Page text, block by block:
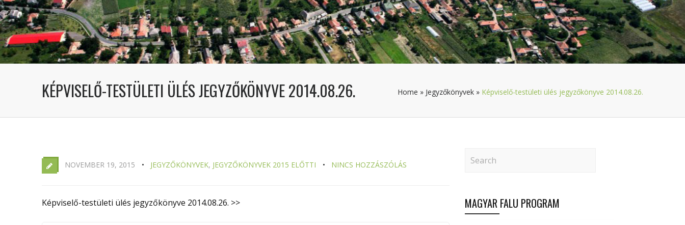
KÉPVISELŐ-TESTÜLETI ÜLÉS JEGYZŐKÖNYVE 2014.08.26. Home » Jegyzőkönyvek » Képviselő-testületi ülés jegyzőkönyve 2014.08.26.
NOVEMBER 19, 2015 JEGYZŐKÖNYVEK, JEGYZŐKÖNYVEK 2015 ELŐTTI NINCS HOZZÁSZÓLÁS
Képviselő-testületi ülés jegyzőkönyve 2014.08.26. >> MAGYAR FALU PROGRAM